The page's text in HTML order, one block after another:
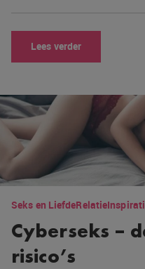
Lees verder
Seks en LiefdeRelatie
Cyberseks –
risico’s